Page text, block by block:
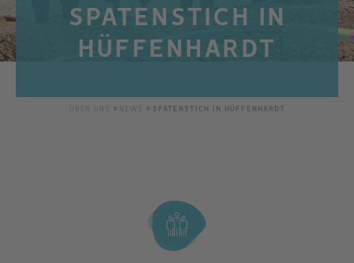
SPATENSTICH IN
HÜFFENHARDT
ÜBER UNS SPATENSTICH IN HÜFFENHARDT